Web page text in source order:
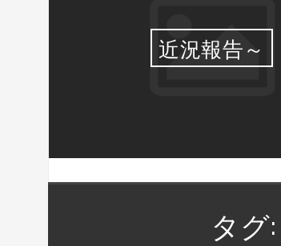
近況報告～
タグ: